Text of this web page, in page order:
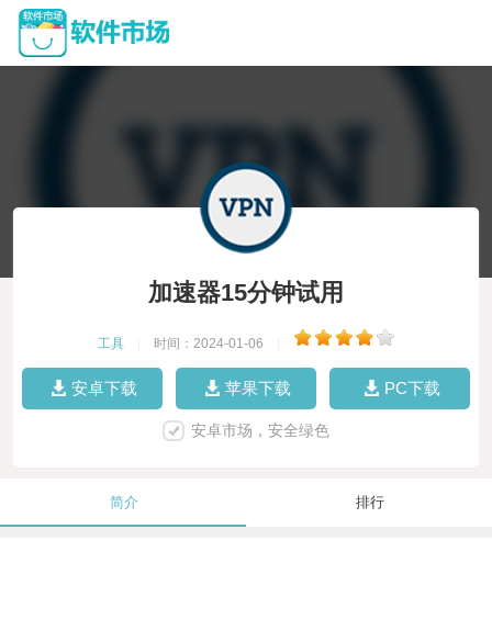
加速器15分钟试用
工具 时间：2024-01-06
安卓下载 苹果下载 PC下载
安卓市场，安全绿色
简介 排行